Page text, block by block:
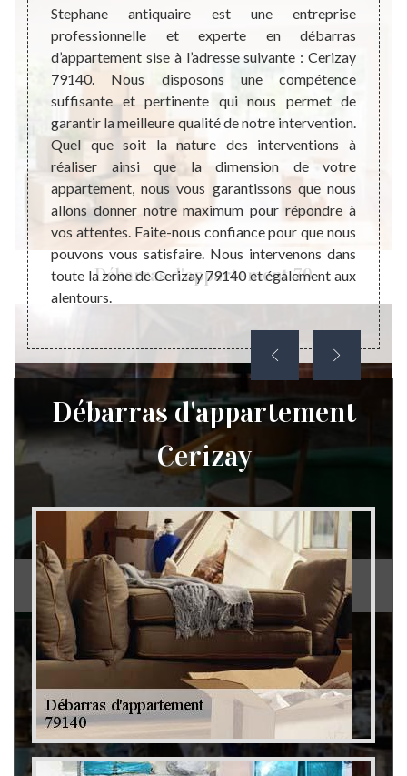
Débarras d'appartement 79
Débarras de grenier et cave 79
qui
il
de
une
est
Stephane antiquaire est une entreprise
professionnelle et experte en débarras
d’appartement sise à l’adresse suivante : Cerizay
79140. Nous disposons une compétence
suffisante et pertinente qui nous permet de
garantir la meilleure qualité de notre intervention.
Quel que soit la nature des interventions à
réaliser ainsi que la dimension de votre
appartement, nous vous garantissons que nous
allons donner notre maximum pour répondre à
vos attentes. Faite-nous confiance pour que nous
pouvons vous satisfaire. Nous intervenons dans
toute la zone de Cerizay 79140 et également aux
alentours.
est
Débarras d'appartement
Cerizay